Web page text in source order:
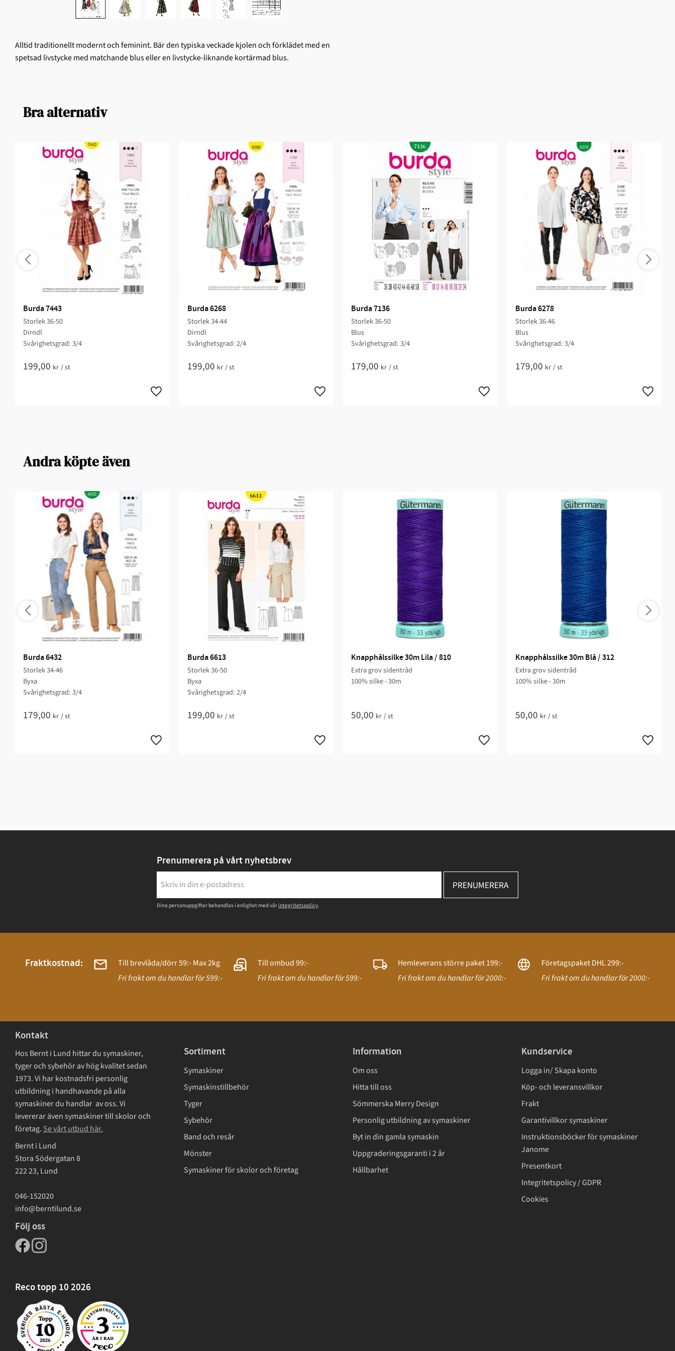
Alltid traditionellt modernt och feminint. Bär den typiska veckade kjolen och förklädet med en
spetsad livstycke med matchande blus eller en livstycke-liknande kortärmad blus.
Bra alternativ
Burda 7443
Storlek 36-50
Dirndl
Svårighetsgrad: 3/4​
199,00 kr /st
Burda 6268
Storlek 34-44
Dirndl
Svårighetsgrad: 2/4​
199,00 kr /st
Burda 7136
Storlek 36-50
Blus
Svårighetsgrad: 3/4​
179,00 kr /st
Burda 6278
Storlek 36-46
Blus
Svårighetsgrad: 3/4​
179,00 kr /st
Andra köpte även
Burda 6432
Storlek 34-46
Byxa
Svårighetsgrad: 3/4​
179,00 kr /st
Burda 6613
Storlek 36-50
Byxa
Svårighetsgrad: 2/4​
199,00 kr /st
Knapphålssilke 30m Lila / 810
Extra grov sidentråd
100% silke - 30m
50,00 kr /st
Knapphålssilke 30m Blå / 312
Extra grov sidentråd
100% silke - 30m
50,00 kr /st
Prenumerera på vårt nyhetsbrev
PRENUMERERA
Dina personuppgifter behandlas i enlighet med vår integritetspolicy.
Fraktkostnad:
Till brevlåda/dörr 59:- Max 2kg
Fri frakt om du handlar för 599:-
Till ombud 99:-
Fri frakt om du handlar för 599:-
Hemleverans större paket 199:-
Fri frakt om du handlar för 2000:-
Företagspaket DHL 299:-
Fri frakt om du handlar för 2000:-
Kontakt
Hos Bernt i Lund hittar du symaskiner,
tyger och sybehör av hög kvalitet sedan
1973. Vi har kostnadsfri personlig
utbildning i handhavande på alla
symaskiner du handlar av oss. Vi
levererar även symaskiner till skolor och
företag. Se vårt utbud här.
Bernt i Lund
Stora Södergatan 8
222 23, Lund
046-152020
info@berntilund.se
Följ oss
Reco topp 10 2026
Sortiment
Symaskiner
Symaskinstillbehör
Tyger
Sybehör
Band och resår
Mönster
Symaskiner för skolor och företag
Information
Om oss
Hitta till oss
Sömmerska Merry Design
Personlig utbildning av symaskiner
Byt in din gamla symaskin
Uppgraderingsgaranti i 2 år
Hållbarhet
Kundservice
Logga in/ Skapa konto
Köp- och leveransvillkor
Frakt
Garantivillkor symaskiner
Instruktionsböcker för symaskiner
Janome
Presentkort
Integritetspolicy / GDPR
Cookies